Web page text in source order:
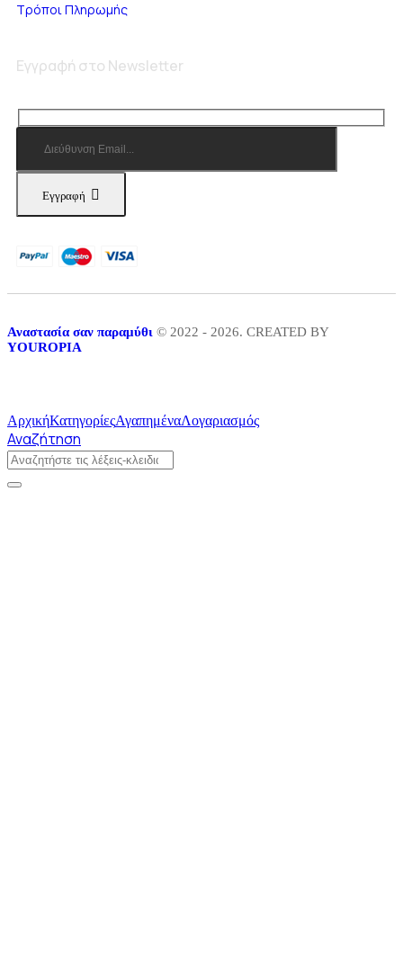
Τρόποι Πληρωμής
Εγγραφή στο Newsletter
Εγγραφή
Αναστασία σαν παραμύθι © 2022 - 2026. CREATED BY
YOUROPIA
ΑρχικήΚατηγορίεςΑγαπημέναΛογαριασμός
Αναζήτηση